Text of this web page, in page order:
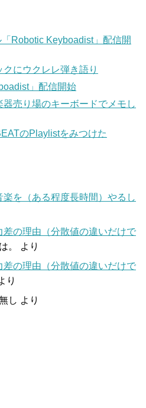
Robotic Keyboadist」配信開
にウクレレ弾き語り
」配信開始
売り場のキーボードでメモし
のPlaylistをみつけた
を（ある程度長時間）やるし
の理由（分散値の違いだけで
。
より
の理由（分散値の違いだけで
り
し より